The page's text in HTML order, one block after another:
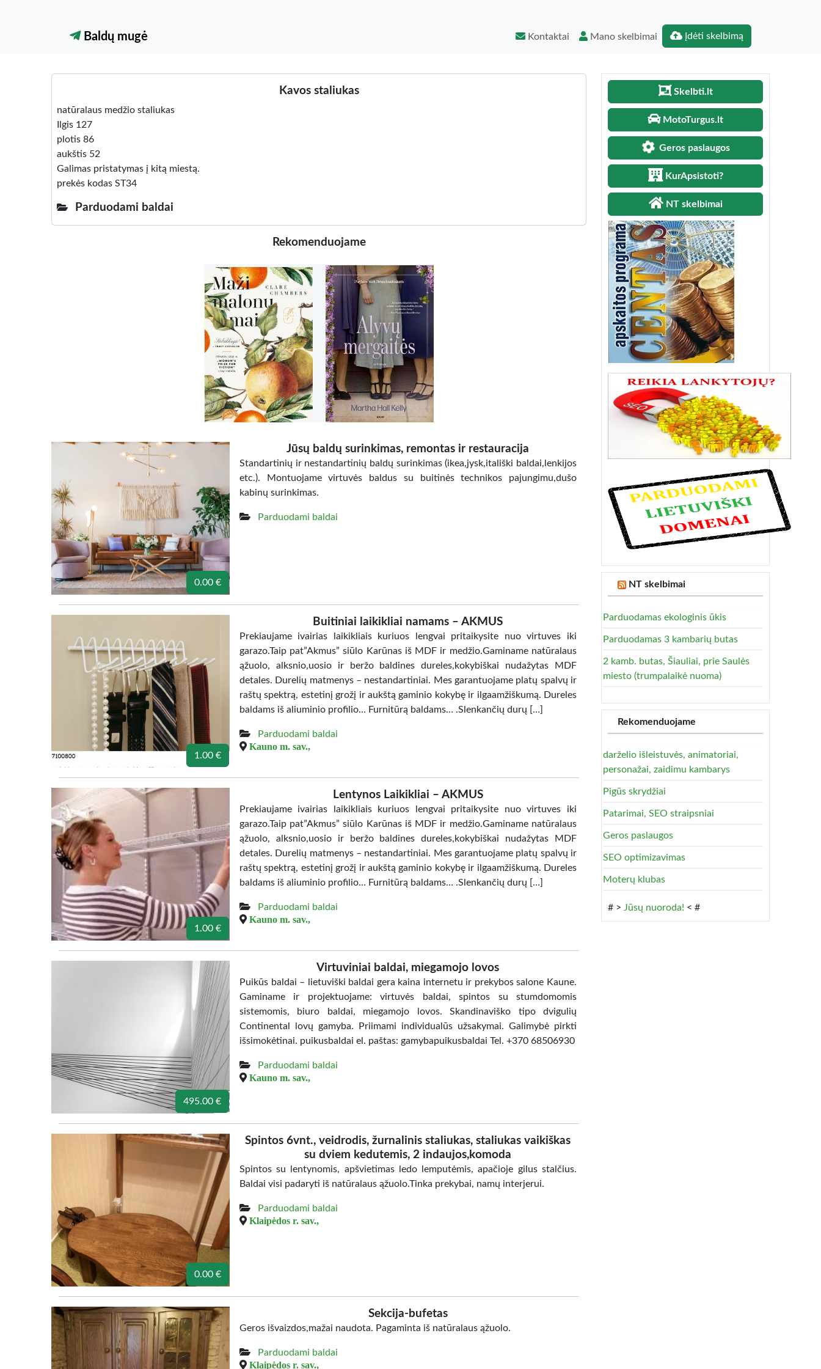
Baldų mugė Kontaktai Mano skelbimai Įdėti skelbimą
Kavos staliukas
natūralaus medžio staliukas
Ilgis 127
plotis 86
aukštis 52
Galimas pristatymas į kitą miestą.
prekės kodas ST34
Parduodami baldai
Rekomenduojame
0.00 €
Jūsų baldų surinkimas, remontas ir restauracija
Standartinių ir nestandartinių baldų surinkimas (ikea,jysk,itališki baldai,lenkijos
etc.). Montuojame virtuvės baldus su buitinės technikos pajungimu,dušo
kabinų surinkimas.
Parduodami baldai
1.00 €
Buitiniai laikikliai namams – AKMUS
Prekiaujame ivairias laikikliais kuriuos lengvai pritaikysite nuo virtuves iki
garazo.Taip pat”Akmus” siūlo Karūnas iš MDF ir medžio.Gaminame natūralaus
ąžuolo, alksnio,uosio ir beržo baldines dureles,kokybiškai nudažytas MDF
detales. Durelių matmenys – nestandartiniai. Mes garantuojame platų spalvų ir
raštų spektrą, estetinį grožį ir aukštą gaminio kokybę ir ilgaamžiškumą. Dureles
baldams iš aliuminio profilio… Furnitūrą baldams… .Slenkančių durų […]
Parduodami baldai
Kauno m. sav.,
1.00 €
Lentynos Laikikliai – AKMUS
Prekiaujame ivairias laikikliais kuriuos lengvai pritaikysite nuo virtuves iki
garazo.Taip pat”Akmus” siūlo Karūnas iš MDF ir medžio.Gaminame natūralaus
ąžuolo, alksnio,uosio ir beržo baldines dureles,kokybiškai nudažytas MDF
detales. Durelių matmenys – nestandartiniai. Mes garantuojame platų spalvų ir
raštų spektrą, estetinį grožį ir aukštą gaminio kokybę ir ilgaamžiškumą. Dureles
baldams iš aliuminio profilio… Furnitūrą baldams… .Slenkančių durų […]
Parduodami baldai
Kauno m. sav.,
495.00 €
Virtuviniai baldai, miegamojo lovos
Puikūs baldai – lietuviški baldai gera kaina internetu ir prekybos salone Kaune.
Gaminame ir projektuojame: virtuvės baldai, spintos su stumdomomis
sistemomis, biuro baldai, miegamojo lovos. Skandinaviško tipo dvigulių
Continental lovų gamyba. Priimami individualūs užsakymai. Galimybė pirkti
išsimokėtinai. puikusbaldai el. paštas: gamybapuikusbaldai Tel. +370 68506930
Parduodami baldai
Kauno m. sav.,
0.00 €
Spintos 6vnt., veidrodis, žurnalinis staliukas, staliukas vaikiškas
su dviem kedutemis, 2 indaujos,komoda
Spintos su lentynomis, apšvietimas ledo lemputėmis, apačioje gilus stalčius.
Baldai visi padaryti iš natūralaus ąžuolo.Tinka prekybai, namų interjerui.
Parduodami baldai
Klaipėdos r. sav.,
Sekcija-bufetas
Geros išvaizdos,mažai naudota. Pagaminta iš natūralaus ąžuolo.
Parduodami baldai
Klaipėdos r. sav.,
Skelbti.lt
MotoTurgus.lt
Geros paslaugos
KurApsistoti?
NT skelbimai
NT skelbimai
Parduodamas ekologinis ūkis
Parduodamas 3 kambarių butas
2 kamb. butas, Šiauliai, prie Saulės
miesto (trumpalaikė nuoma)
Rekomenduojame
darželio išleistuvės, animatoriai,
personažai, zaidimu kambarys
Pigūs skrydžiai
Patarimai, SEO straipsniai
Geros paslaugos
SEO optimizavimas
Moterų klubas
# > Jūsų nuoroda! < #